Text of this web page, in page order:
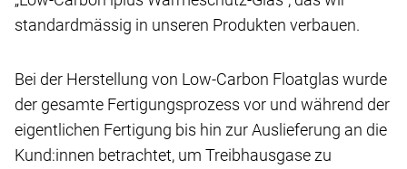
standardmässig in unseren Produkten verbauen.
Bei der Herstellung von Low-Carbon Floatglas wurde
der gesamte Fertigungsprozess vor und während der
eigentlichen Fertigung bis hin zur Auslieferung an die
Kund:innen betrachtet, um Treibhausgase zu